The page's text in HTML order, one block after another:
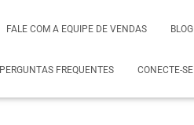
FALE COM A EQUIPE DE VENDAS BLOG
PERGUNTAS FREQUENTES CONECTE-SE